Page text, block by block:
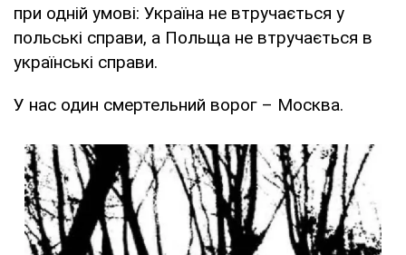
при одній умові: Україна не втручається у
польські справи, а Польща не втручається в
українські справи.
У нас один смертельний ворог – Москва.